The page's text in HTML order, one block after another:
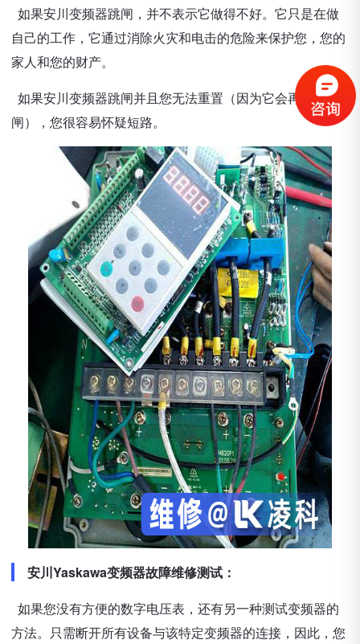
如果安川变频器跳闸，并不表示它做得不好。它只是在做
自己的工作，它通过消除火灾和电击的危险来保护您，您的
家人和您的财产。
如果安川变频器跳闸并且您无法重置（因为它会再次跳
闸），您很容易怀疑短路。
安川Yaskawa变频器故障维修测试：
如果您没有方便的数字电压表，还有另一种测试变频器的
方法。只需断开所有设备与该特定变频器的连接，因此，您